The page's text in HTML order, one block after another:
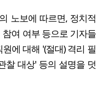
노보에 따르면, 정치적
여 여부 등으로 기자들
에 대해 '(절대) 격리 필
찰 대상' 등의 설명을 덧